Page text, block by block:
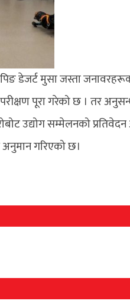
डेजर्ट मुसा जस्ता
पूरा गरेको छ । तर
उद्योग सम्मेलनको
गरिएको छ।